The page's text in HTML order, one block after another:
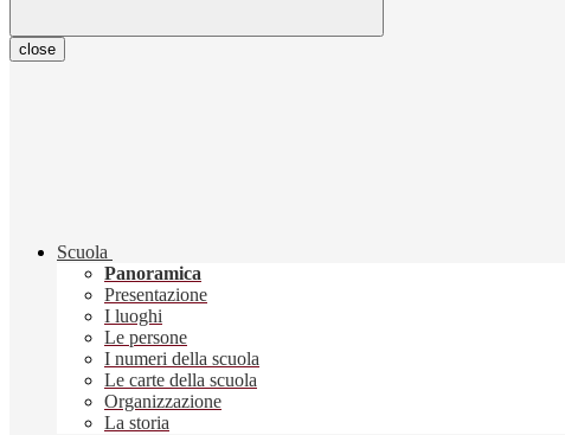
close
Scuola
Panoramica
Presentazione
I luoghi
Le persone
I numeri della scuola
Le carte della scuola
Organizzazione
La storia